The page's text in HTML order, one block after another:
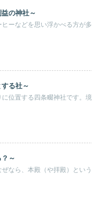
の神社～
ーなどを思い浮かべる方が多
る社～
位置する四条畷神社です。境
～
なら、本殿（や拝殿）という